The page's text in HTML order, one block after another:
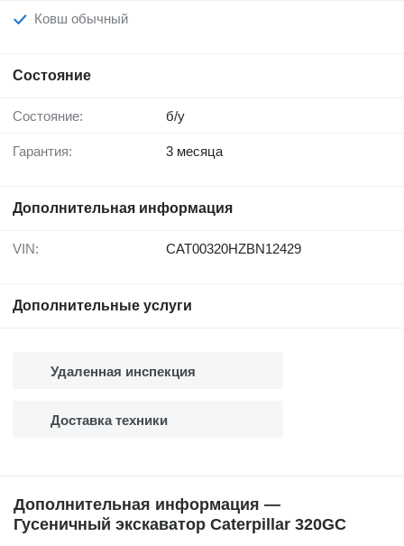
Ковш обычный
Состояние
Состояние: б/у
Гарантия: 3 месяца
Дополнительная информация
VIN: CAT00320HZBN12429
Дополнительные услуги
Удаленная инспекция
Доставка техники
Дополнительная информация —
Гусеничный экскаватор Caterpillar 320GC